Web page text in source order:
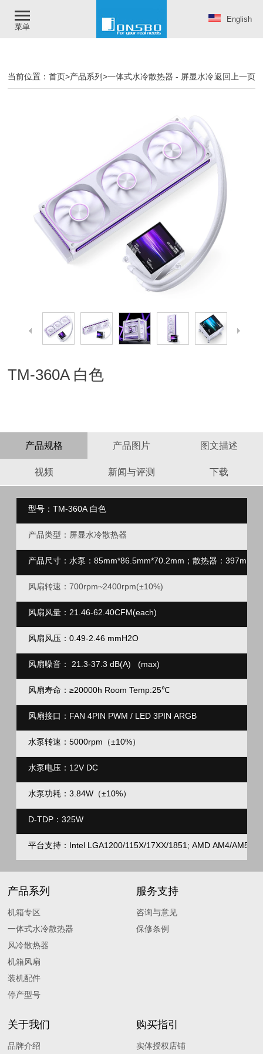
菜单
English
返回上一页
当前位置：首页>产品系列>一体式水冷散热器 - 屏显水冷
TM-360A 白色
产品规格 产品图片 图文描述
视频 新闻与评测 下载
型号：TM-360A 白色
产品类型：屏显水冷散热器
产品尺寸：水泵：85mm*86.5mm*70.2mm； 散热器：
风扇转速：700rpm~2400rpm(±10%)
风扇风量：21.46-62.40CFM(each)
风扇风压：0.49-2.46 mmH2O
风扇噪音： 21.3-37.3 dB(A) (max)
风扇寿命： ≥20000h Room Temp:25℃
风扇接口：FAN 4PIN PWM / LED 3PIN ARGB
水泵转速：5000rpm（±10%）
水泵电压：12V DC
水泵功耗：3.84W（±10%）
D-TDP：325W
平台支持：Intel LGA1200/115X/17XX/1851; AMD AM4/AM5
产品系列
机箱专区
一体式水冷散热器
风冷散热器
机箱风扇
装机配件
停产型号
服务支持
咨询与意见
保修条例
关于我们
品牌介绍
购买指引
实体授权店铺